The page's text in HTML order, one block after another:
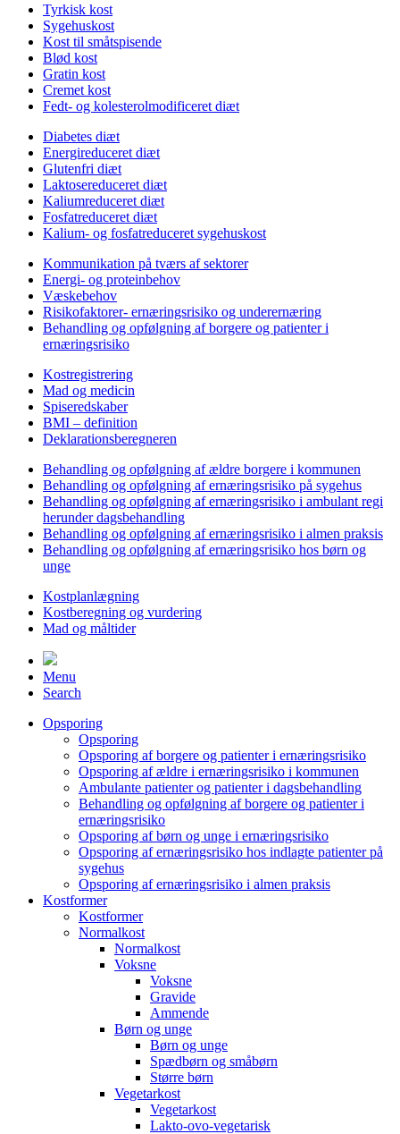
Tyrkisk kost
Sygehuskost
Kost til småtspisende
Blød kost
Gratin kost
Cremet kost
Fedt- og kolesterolmodificeret diæt
Diabetes diæt
Energireduceret diæt
Glutenfri diæt
Laktosereduceret diæt
Kaliumreduceret diæt
Fosfatreduceret diæt
Kalium- og fosfatreduceret sygehuskost
Kommunikation på tværs af sektorer
Energi- og proteinbehov
Væskebehov
Risikofaktorer- ernæringsrisiko og underernæring
Behandling og opfølgning af borgere og patienter i
ernæringsrisiko
Kostregistrering
Mad og medicin
Spiseredskaber
BMI – definition
Deklarationsberegneren
Behandling og opfølgning af ældre borgere i kommunen
Behandling og opfølgning af ernæringsrisiko på sygehus
Behandling og opfølgning af ernæringsrisiko i ambulant regi
herunder dagsbehandling
Behandling og opfølgning af ernæringsrisiko i almen praksis
Behandling og opfølgning af ernæringsrisiko hos børn og
unge
Kostplanlægning
Kostberegning og vurdering
Mad og måltider
Menu
Search
Opsporing
Opsporing
Opsporing af borgere og patienter i ernæringsrisiko
Opsporing af ældre i ernæringsrisiko i kommunen
Ambulante patienter og patienter i dagsbehandling
Behandling og opfølgning af borgere og patienter i
ernæringsrisiko
Opsporing af børn og unge i ernæringsrisiko
Opsporing af ernæringsrisiko hos indlagte patienter på
sygehus
Opsporing af ernæringsrisiko i almen praksis
Kostformer
Kostformer
Normalkost
Normalkost
Voksne
Voksne
Gravide
Ammende
Børn og unge
Børn og unge
Spædbørn og småbørn
Større børn
Vegetarkost
Vegetarkost
Lakto-ovo-vegetarisk